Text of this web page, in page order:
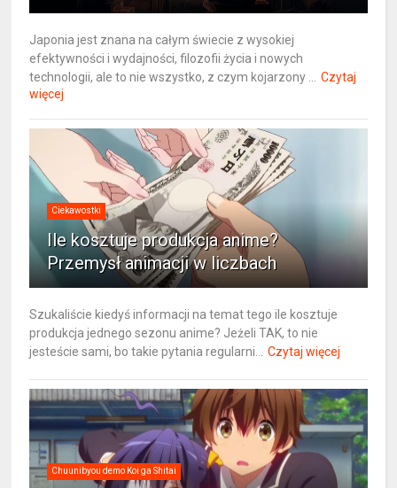
Japonia jest znana na całym świecie z wysokiej
efektywności i wydajności, filozofii życia i nowych
technologii, ale to nie wszystko, z czym kojarzony ...
Czytaj
więcej
Ciekawostki
Ile kosztuje produkcja anime?
Przemysł animacji w liczbach
Szukaliście kiedyś informacji na temat tego ile kosztuje
produkcja jednego sezonu anime? Jeżeli TAK, to nie
jesteście sami, bo takie pytania regularni...
Czytaj więcej
Chuunibyou demo Koi ga Shitai